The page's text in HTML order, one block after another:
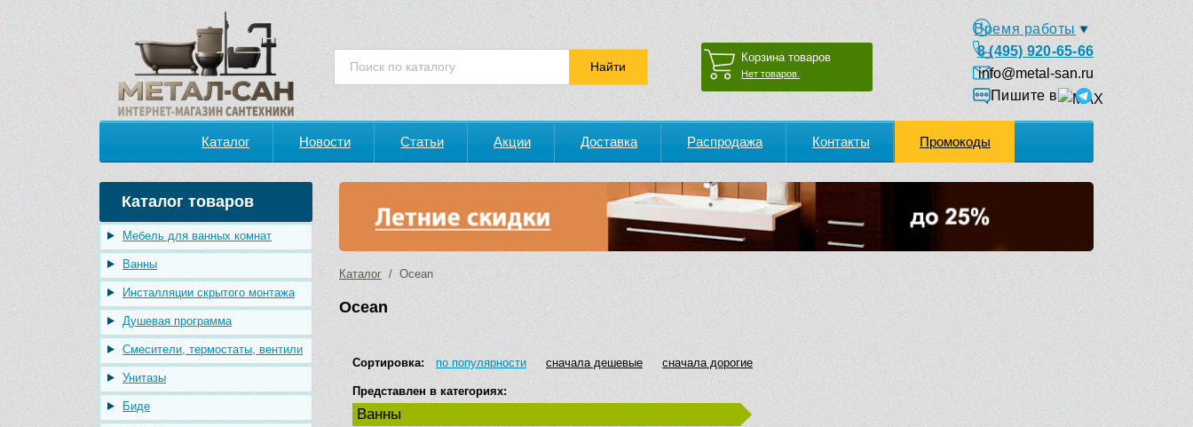
Корзина товаров
Нет товаров.
Время работы
8 (495) 920-65-66
info@metal-san.ru
Пишите в
Каталог Новости Статьи Акции Доставка Распродажа Контакты Промокоды
Каталог товаров
Мебель для ванных комнат
Ванны
Инсталляции скрытого монтажа
Душевая программа
Смесители, термостаты, вентили
Унитазы
Биде
Каталог / Ocean
Ocean
Сортировка: по популярности сначала дешевые сначала дорогие
Представлен в категориях:
Ванны